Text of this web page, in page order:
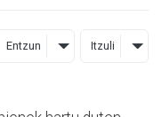
Entzun Itzuli